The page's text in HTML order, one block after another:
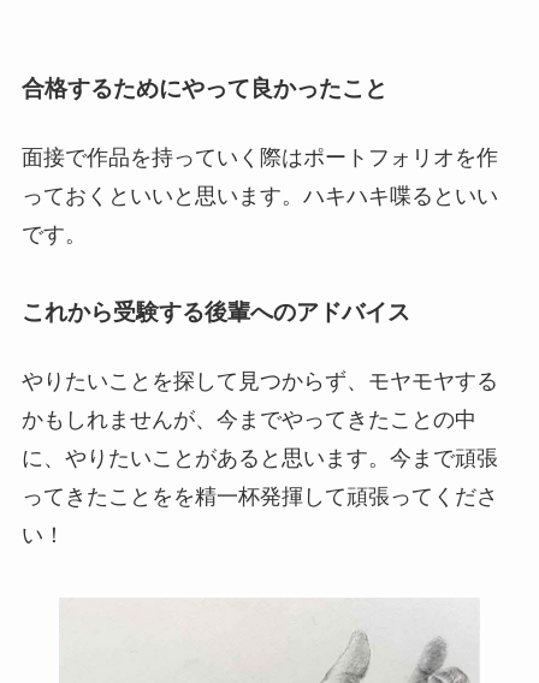
合格するためにやって良かったこと
面接で作品を持っていく際はポートフォリオを作
っておくといいと思います。ハキハキ喋るといい
です。
これから受験する後輩へのアドバイス
やりたいことを探して見つからず、モヤモヤする
かもしれませんが、今までやってきたことの中
に、やりたいことがあると思います。今まで頑張
ってきたことをを精一杯発揮して頑張ってくださ
い！